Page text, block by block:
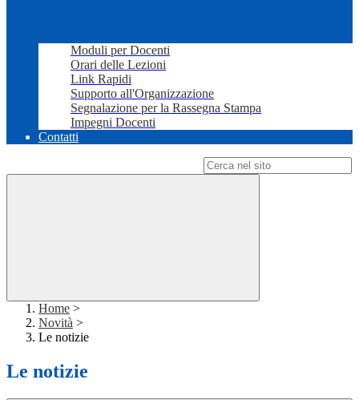
Moduli per Docenti
Orari delle Lezioni
Link Rapidi
Supporto all'Organizzazione
Segnalazione per la Rassegna Stampa
Impegni Docenti
Contatti
Home >
Novità >
Le notizie
Le notizie